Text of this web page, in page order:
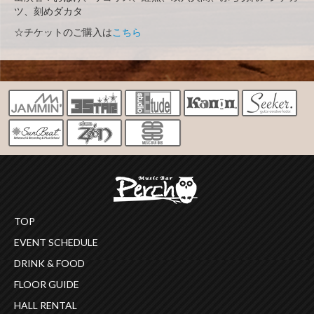
ツ、刻めダカタ
☆チケットのご購入はこちら
TOP
EVENT SCHEDULE
DRINK & FOOD
FLOOR GUIDE
HALL RENTAL